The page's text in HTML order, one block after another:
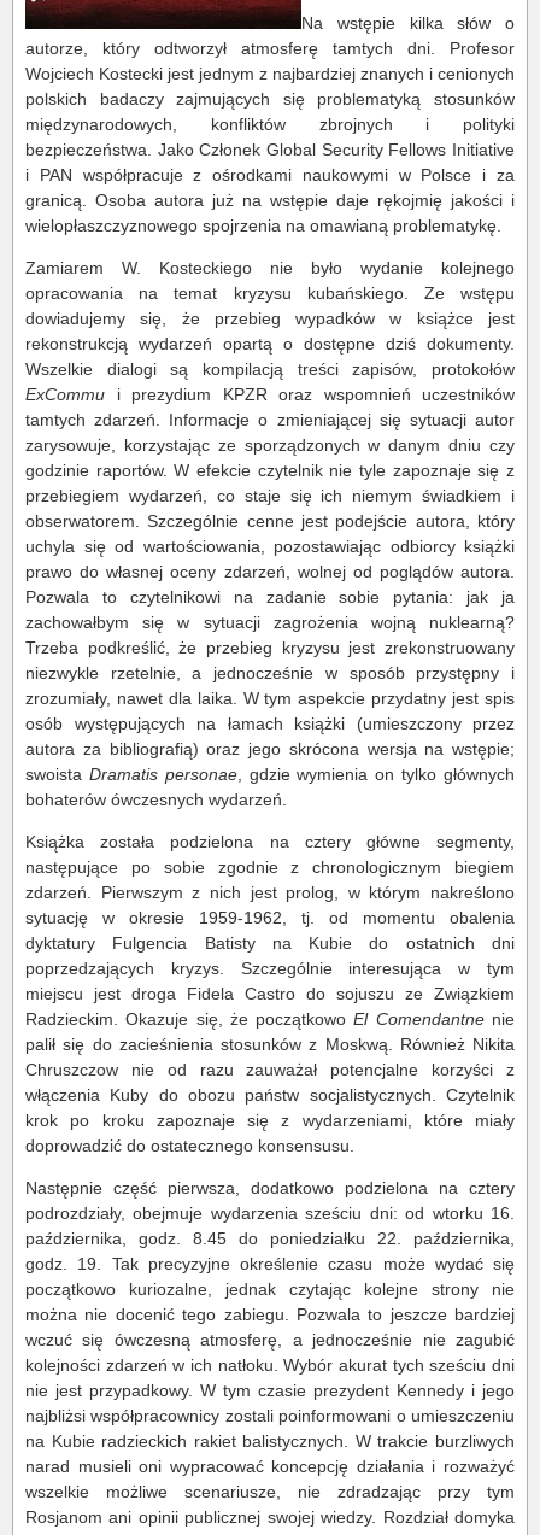
Na wstępie kilka słów o
autorze, który odtworzył atmosferę tamtych dni. Profesor
Wojciech Kostecki jest jednym z najbardziej znanych i cenionych
polskich badaczy zajmujących się problematyką stosunków
międzynarodowych, konfliktów zbrojnych i polityki
bezpieczeństwa. Jako Członek Global Security Fellows Initiative
i PAN współpracuje z ośrodkami naukowymi w Polsce i za
granicą. Osoba autora już na wstępie daje rękojmię jakości i
wielopłaszczyznowego spojrzenia na omawianą problematykę.
Zamiarem W. Kosteckiego nie było wydanie kolejnego
opracowania na temat kryzysu kubańskiego. Ze wstępu
dowiadujemy się, że przebieg wypadków w książce jest
rekonstrukcją wydarzeń opartą o dostępne dziś dokumenty.
Wszelkie dialogi są kompilacją treści zapisów, protokołów
ExCommu i prezydium KPZR oraz wspomnień uczestników
tamtych zdarzeń. Informacje o zmieniającej się sytuacji autor
zarysowuje, korzystając ze sporządzonych w danym dniu czy
godzinie raportów. W efekcie czytelnik nie tyle zapoznaje się z
przebiegiem wydarzeń, co staje się ich niemym świadkiem i
obserwatorem. Szczególnie cenne jest podejście autora, który
uchyla się od wartościowania, pozostawiając odbiorcy książki
prawo do własnej oceny zdarzeń, wolnej od poglądów autora.
Pozwala to czytelnikowi na zadanie sobie pytania: jak ja
zachowałbym się w sytuacji zagrożenia wojną nuklearną?
Trzeba podkreślić, że przebieg kryzysu jest zrekonstruowany
niezwykle rzetelnie, a jednocześnie w sposób przystępny i
zrozumiały, nawet dla laika. W tym aspekcie przydatny jest spis
osób występujących na łamach książki (umieszczony przez
autora za bibliografią) oraz jego skrócona wersja na wstępie;
swoista Dramatis personae,
gdzie wymienia on tylko głównych
bohaterów ówczesnych wydarzeń.
Książka została podzielona na cztery główne segmenty,
następujące po sobie zgodnie z chronologicznym biegiem
zdarzeń. Pierwszym z nich jest prolog, w którym nakreślono
sytuację w okresie 1959-1962, tj. od momentu obalenia
dyktatury Fulgencia Batisty na Kubie do ostatnich dni
poprzedzających kryzys. Szczególnie interesująca w tym
miejscu jest droga Fidela Castro do sojuszu ze Związkiem
Radzieckim. Okazuje się, że początkowoEl Comendantne nie
palił się do zacieśnienia stosunków z Moskwą. Również Nikita
Chruszczow nie od razu zauważał potencjalne korzyści z
włączenia Kuby do obozu państw socjalistycznych. Czytelnik
krok po kroku zapoznaje się z wydarzeniami, które miały
doprowadzić do ostatecznego konsensusu.
Następnie część pierwsza, dodatkowo podzielona na cztery
podrozdziały, obejmuje wydarzenia sześciu dni: od wtorku 16.
października, godz. 8.45 do poniedziałku 22. października,
godz. 19. Tak precyzyjne określenie czasu może wydać się
początkowo kuriozalne, jednak czytając kolejne strony nie
można nie docenić tego zabiegu. Pozwala to jeszcze bardziej
wczuć się ówczesną atmosferę, a jednocześnie nie zagubić
kolejności zdarzeń w ich natłoku. Wybór akurat tych sześciu dni
nie jest przypadkowy. W tym czasie prezydent Kennedy i jego
najbliżsi współpracownicy zostali poinformowani o umieszczeniu
na Kubie radzieckich rakiet balistycznych. W trakcie burzliwych
narad musieli oni wypracować koncepcję działania i rozważyć
wszelkie możliwe scenariusze, nie zdradzając przy tym
Rosjanom ani opinii publicznej swojej wiedzy. Rozdział domyka